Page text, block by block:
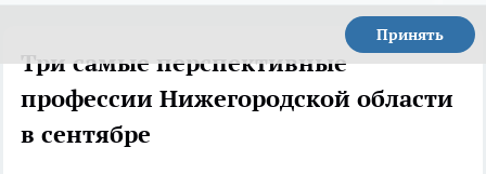
Принять
Три самые перспективные
профессии Нижегородской области
в сентябре